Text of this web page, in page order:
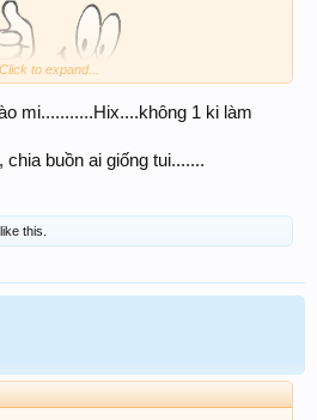
vọng có 1 em
cả nhà thắng lợi
Click to expand...
mi...........Hix....không 1 ki làm
buồn ai giống tui.......
like this.